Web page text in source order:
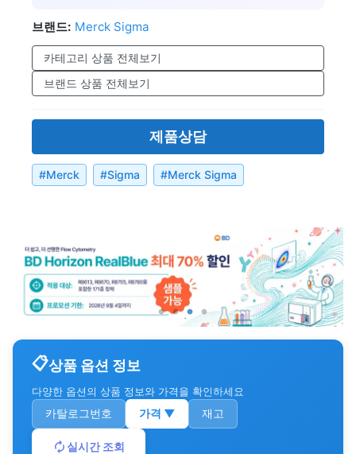
브랜드: Merck Sigma
카테고리 상품 전체보기
브랜드 상품 전체보기
제품상담
#Merck #Sigma #Merck Sigma
상품 옵션 정보
다양한 옵션의 상품 정보와 가격을 확인하세요
카탈로그번호 가격 ▼ 재고
실시간 조회